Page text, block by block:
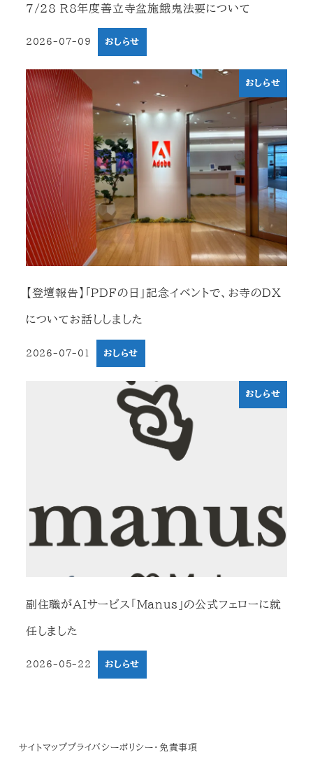
7/28 R8年度善立寺盆施餓鬼法要について
2026-07-09 おしらせ
おしらせ
【登壇報告】「PDFの日」記念イベントで、お寺のDX
についてお話ししました
2026-07-01 おしらせ
おしらせ
副住職がAIサービス「Manus」の公式フェローに就
任しました
2026-05-22 おしらせ
サイトマップ プライバシーポリシー・免責事項